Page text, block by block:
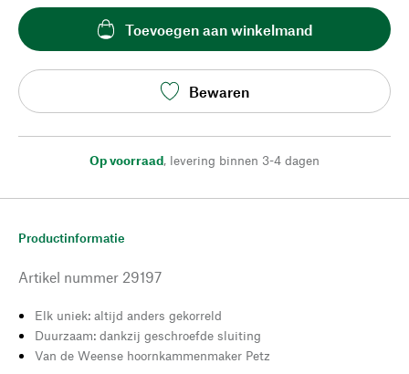
Toevoegen aan winkelmand
Bewaren
Op voorraad, levering binnen 3-4 dagen
Productinformatie
Artikel nummer 29197
Elk uniek: altijd anders gekorreld
Duurzaam: dankzij geschroefde sluiting
Van de Weense hoornkammenmaker Petz